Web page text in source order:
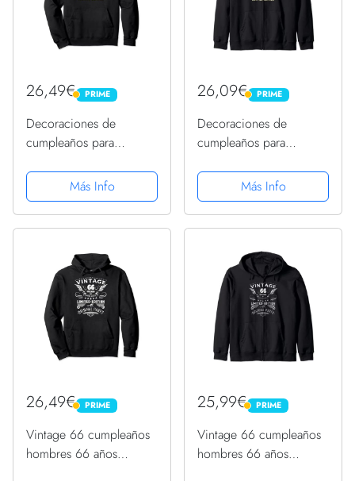
26,49€ PRIME
PRIME
Decoraciones de
cumpleaños para
66 cumpleaños
Sudadera con Capucha
Más Info
26,09€ PRIME
PRIME
Decoraciones de
cumpleaños para
66 cumpleaños
Sudadera con Capucha
Más Info
26,49€ PRIME
PRIME
Vintage 66 cumpleaños
hombres 66 años
25,99€ PRIME
PRIME
Vintage 66 cumpleaños
hombres 66 años